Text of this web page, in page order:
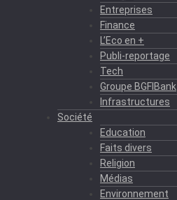
Entreprises
Finance
L’Eco en +
Publi-reportage
Tech
Groupe BGFIBank
Infrastructures
Société
Education
Faits divers
Religion
Médias
Environnement